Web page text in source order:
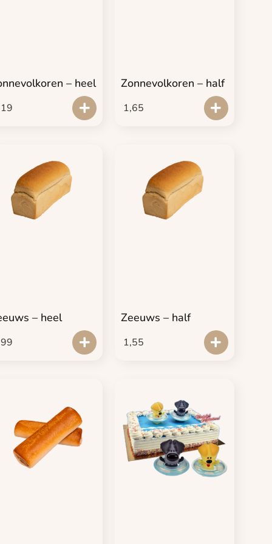
– heel Zonnevolkoren – half
1,65
– heel Zeeuws – half
1,55